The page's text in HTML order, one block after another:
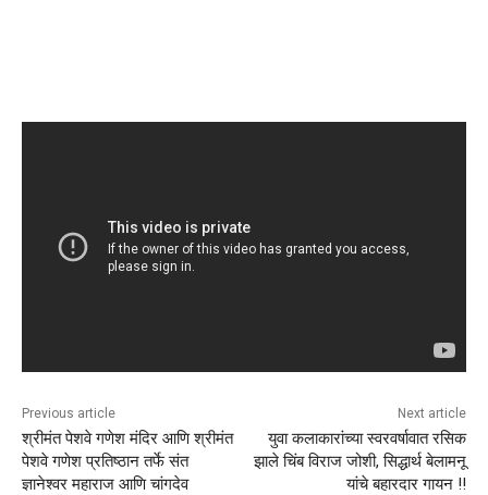
Previous article
श्रीमंत पेशवे गणेश मंदिर आणि श्रीमंत
पेशवे गणेश प्रतिष्ठान तर्फे संत
ज्ञानेश्वर महाराज आणि चांगदेव
Next article
युवा कलाकारांच्या स्वरवर्षावात रसिक
झाले चिंब विराज जोशी, सिद्धार्थ बेलामनू
यांचे बहारदार गायन !!